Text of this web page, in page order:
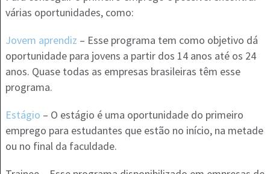
várias oportunidades, como:
Jovem aprendiz – Esse programa tem como objetivo dá
oportunidade para jovens a partir dos 14 anos até os 24
anos. Quase todas as empresas brasileiras têm esse
programa.
Estágio – O estágio é uma oportunidade do primeiro
emprego para estudantes que estão no início, na metade
ou no final da faculdade.